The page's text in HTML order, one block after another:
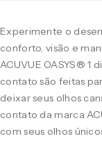
Experimente o
conforto, visão e
ACUVUE OASYS® 1
contato são feitas
deixar seus olhos
contato da marca
com seus olhos